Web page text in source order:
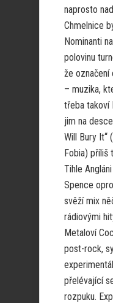
naprosto
Chmelnice
Nominanti
polovinu
že označení
– muzika,
třeba takoví
jim na
Will Bury It“
Fobia) příliš
Tihle
Spence
svěží mix
rádiovými
Metaloví
post-rock,
přelévající
rozpuku.